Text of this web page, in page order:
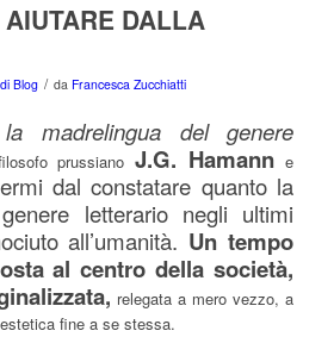
DALLA
Blog / da Francesca Zucchiatti
madrelingua del genere
prussianoJ.G. Hamann e
dal constatare quanto la
letterario negli ultimi
all’umanità. Un tempo
al centro della società,
relegata a mero vezzo, a
fine a se stessa.